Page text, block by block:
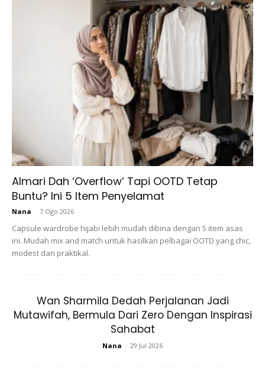
(Kolagen yang terdiri daripada silica adalah ‘gam’ yang
menyatukan sel-sel dalam tubuh. Jika tubuh memiliki jumlah
yang cukup silica glucosaminoglycane, kolagen akan
membuatkan anda awet muda. Kehadiran silica pada tubuh
dapat menjaga kilau pada rambut, kekuatan pada kuku,
dan warna pada kulit.)
Almari Dah ‘Overflow’ Tapi OOTD Tetap
Buntu? Ini 5 Item Penyelamat
Nana - 7 Ogo 2026
Capsule wardrobe hijabi lebih mudah dibina dengan 5 item asas
ini. Mudah mix and match untuk hasilkan pelbagai OOTD yang chic,
modest dan praktikal.
Wan Sharmila Dedah Perjalanan Jadi
Mutawifah, Bermula Dari Zero Dengan Inspirasi
Sahabat
Nana - 29 Jul 2026